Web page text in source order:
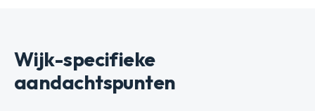
Wijk-specifieke
aandachtspunten